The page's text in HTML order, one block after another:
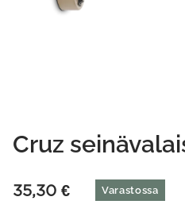
Cruz
35,30 € Varastossa